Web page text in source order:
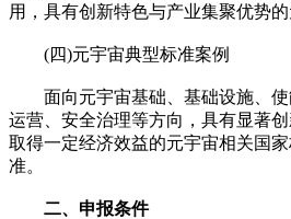
用，具有创新特色与产业集聚优势的
(四)元宇宙典型标准案例
面向元宇宙基础、基础设施、使
运营、安全治理等方向，具有显著
取得一定经济效益的元宇宙相关国
准。
二、申报条件